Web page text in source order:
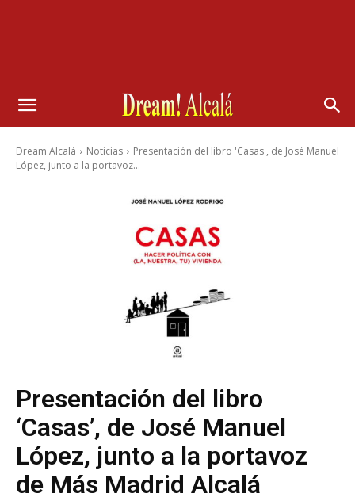
Dream Alcalá Noticias
Presentación del libro 'Casas', de José Manuel
López, junto a la portavoz...
Presentación del libro
‘Casas’, de José Manuel
López, junto a la portavoz
de Más Madrid Alcalá